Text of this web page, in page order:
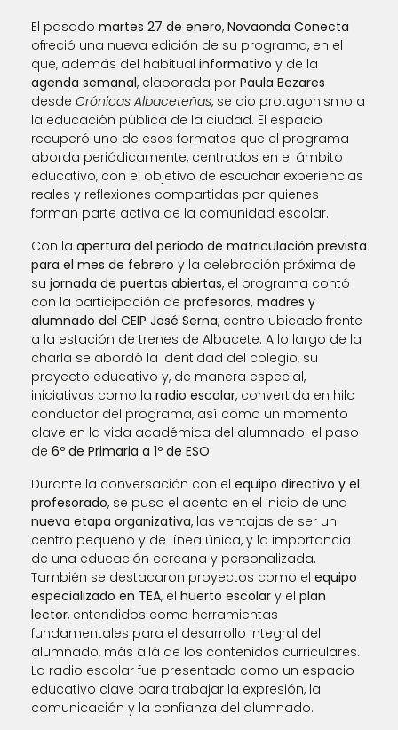
El pasado martes 27 de enero, Novaonda Conecta
ofreció una nueva edición de su programa, en el
que, además del habitual informativo y de la
agenda semanal, elaborada por Paula Bezares
desde Crónicas Albaceteñas, se dio protagonismo a
la educación pública de la ciudad. El espacio
recuperó uno de esos formatos que el programa
aborda periódicamente, centrados en el ámbito
educativo, con el objetivo de escuchar experiencias
reales y reflexiones compartidas por quienes
forman parte activa de la comunidad escolar.
Con la apertura del periodo de matriculación prevista
para el mes de febrero y la celebración próxima de
su jornada de puertas abiertas, el programa contó
con la participación de profesoras, madres y
alumnado del CEIP José Serna, centro ubicado frente
a la estación de trenes de Albacete. A lo largo de la
charla se abordó la identidad del colegio, su
proyecto educativo y, de manera especial,
iniciativas como la radio escolar, convertida en hilo
conductor del programa, así como un momento
clave en la vida académica del alumnado: el paso
de 6º de Primaria a 1º de ESO.
Durante la conversación con el equipo directivo y el
profesorado, se puso el acento en el inicio de una
nueva etapa organizativa, las ventajas de ser un
centro pequeño y de línea única, y la importancia
de una educación cercana y personalizada.
También se destacaron proyectos como el equipo
especializado en TEA, el huerto escolar y el plan
lector, entendidos como herramientas
fundamentales para el desarrollo integral del
alumnado, más allá de los contenidos curriculares.
La radio escolar fue presentada como un espacio
educativo clave para trabajar la expresión, la
comunicación y la confianza del alumnado.